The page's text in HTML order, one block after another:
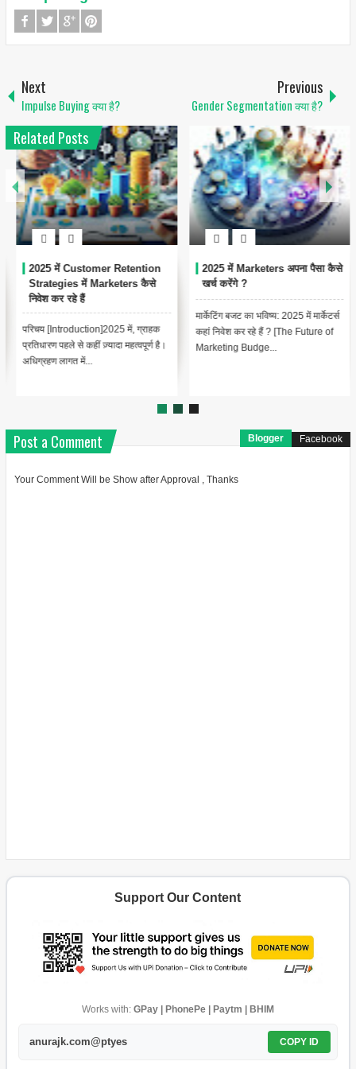
Next
Impulse Buying क्या है?
Previous
Gender Segmentation क्या है?
Related Posts
2025 में Marketers अपना पैसा कैसे
खर्च करेंगे ?
मार्केटिंग बजट का भविष्य: 2025 में मार्केटर्स
कहां निवेश कर रहे हैं ? [The Future of
Marketing Budge...
Marketing और Advertising के
बीच अंतर क्या है ?
मार्केटिंग और विज्ञापन के बीच अंतर: परिभाषा,
प्रकार, उदाहरण, इतिहास, फायदे, नुकसान,
उपयोग, मुख्य उद्...
Post a Comment Blogger Facebook
Your Comment Will be Show after Approval , Thanks
Support Our Content
Works with: GPay | PhonePe | Paytm | BHIM
anurajk.com@ptyes COPY ID